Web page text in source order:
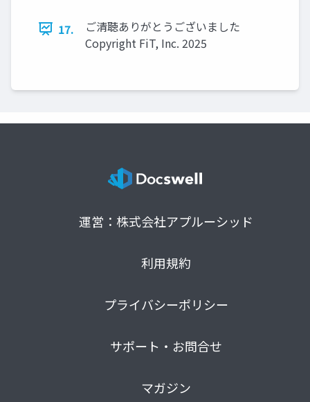
17.
ご清聴ありがとうございました
Copyright FiT, Inc. 2025
運営：株式会社アプルーシッド
利用規約
プライバシーポリシー
サポート・お問合せ
マガジン